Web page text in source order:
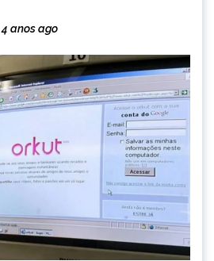
4 anos ago